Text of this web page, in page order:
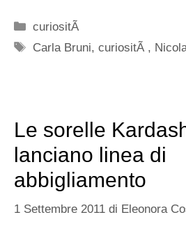
Categorie
curiositÃ
Tag
Carla Bruni,curiositÃ ,
Le sorelle
lanciano linea di
abbigliamento
1 Settembre 2011 di Eleonora